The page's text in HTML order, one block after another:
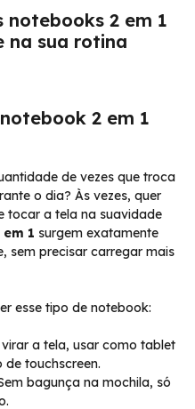
notebooks 2 em 1
na sua rotina
2 em 1
de vezes que troca
o dia? Às vezes, quer
tocar a tela na suavidade
1 surgem exatamente
sem precisar carregar mais
esse tipo de notebook:
a tela, usar como tablet
touchscreen.
bagunça na mochila, só